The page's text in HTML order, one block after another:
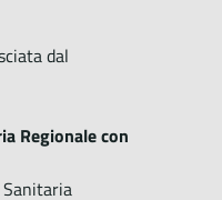
dal
Regionale con